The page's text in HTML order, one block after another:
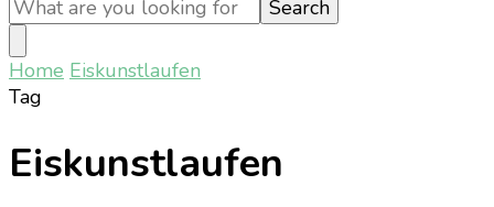
Something?
Home Eiskunstlaufen
Tag
Eiskunstlaufen